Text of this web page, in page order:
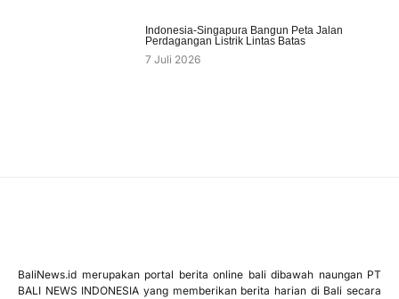
Indonesia-Singapura Bangun Peta Jalan
Perdagangan Listrik Lintas Batas
7 Juli 2026
BaliNews.id merupakan portal berita online bali dibawah naungan PT
BALI NEWS INDONESIA yang memberikan berita harian di Bali secara